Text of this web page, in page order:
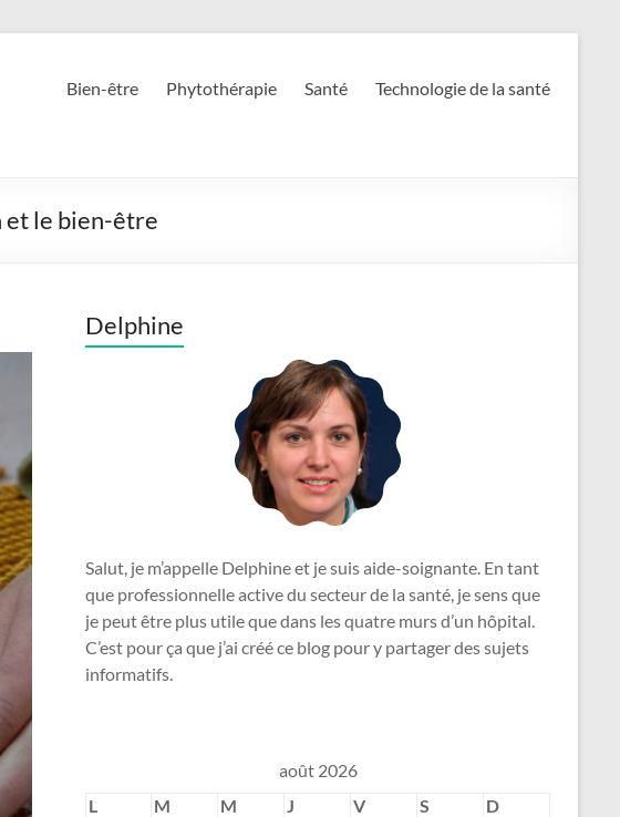
Bien-être Phytothérapie Santé Technologie de la santé
et le bien-être
Delphine
Salut, je m’appelle Delphine et je suis aide-soignante. En tant
que professionnelle active du secteur de la santé, je sens que
je peut être plus utile que dans les quatre murs d’un hôpital.
C’est pour ça que j’ai créé ce blog pour y partager des sujets
informatifs.
août 2026
L
M M J V S
D